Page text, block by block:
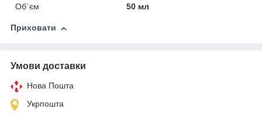
Об`єм
50 мл
Приховати
Умови доставки
Нова Пошта
Укрпошта